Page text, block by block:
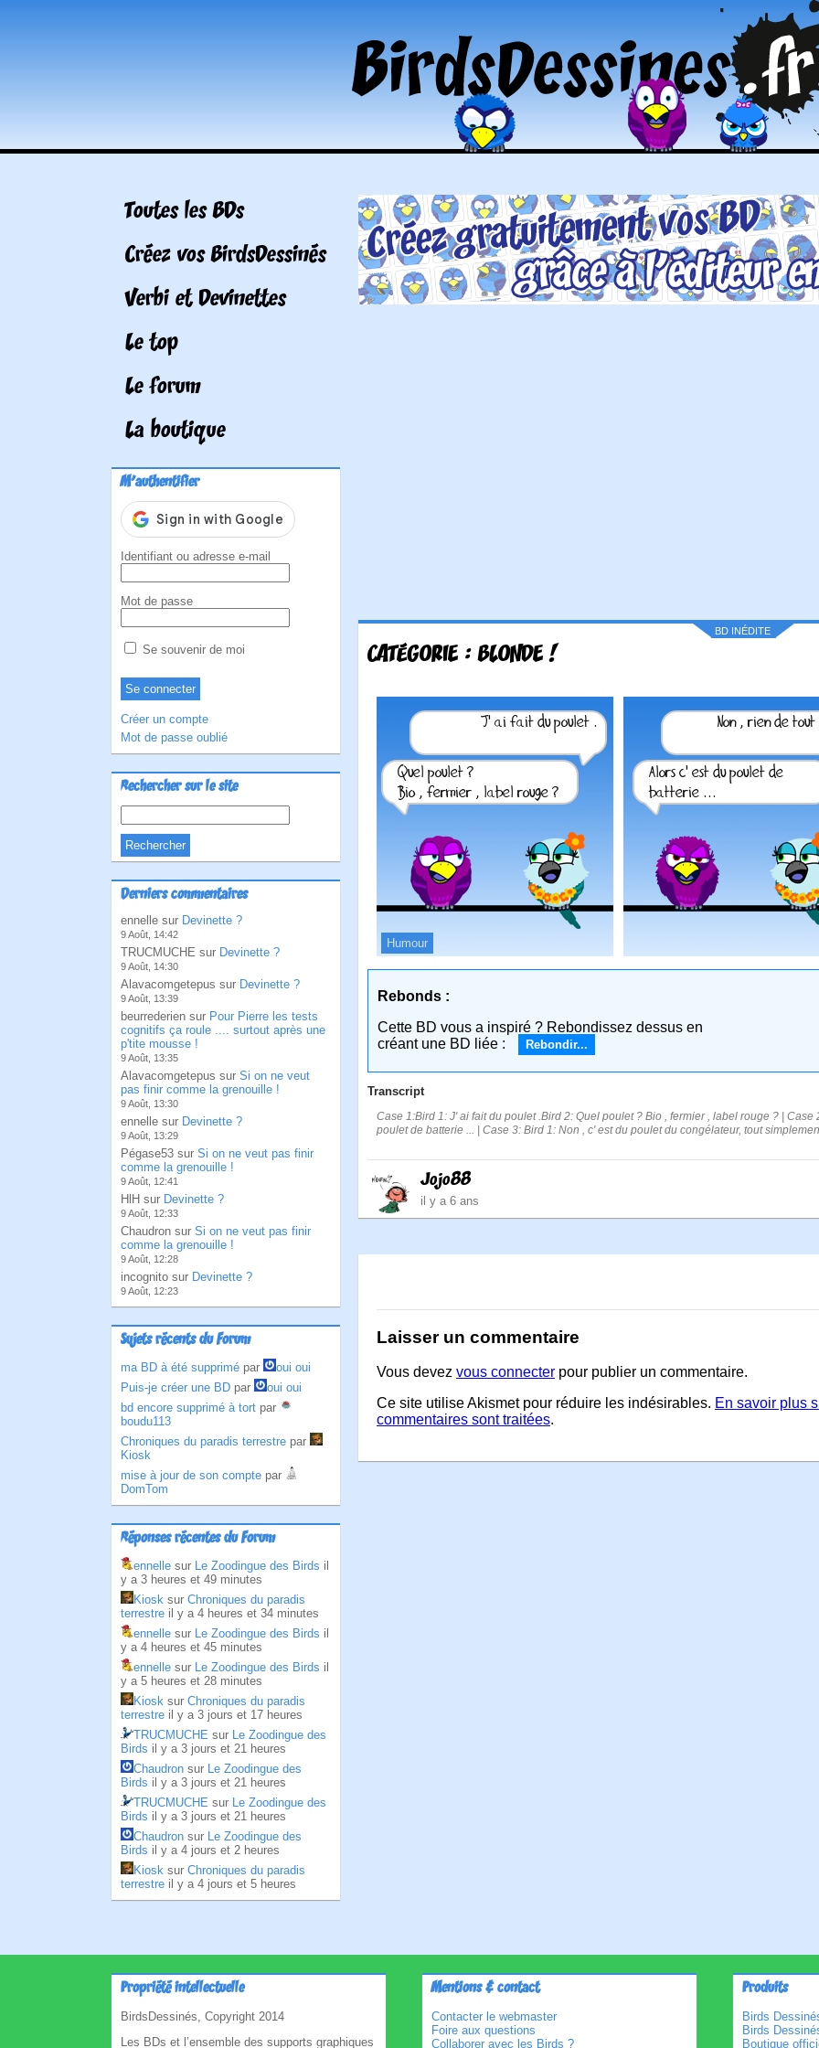
Toutes les BDs
Créez vos BirdsDessinés
Verbi et Devinettes
Le top
Le forum
La boutique
M'authentifier
Identifiant ou adresse e-mail
Mot de passe
Se souvenir de moi
Créer un compte
Mot de passe oublié
Rechercher sur le site
Derniers commentaires
ennelle sur Devinette ?
9 Août, 14:42
TRUCMUCHE sur Devinette ?
9 Août, 14:30
Alavacomgetepus sur Devinette ?
9 Août, 13:39
beurrederien sur Pour Pierre les tests
cognitifs ça roule .... surtout après une
p'tite mousse !
9 Août, 13:35
Alavacomgetepus sur Si on ne veut
pas finir comme la grenouille !
9 Août, 13:30
ennelle sur Devinette ?
9 Août, 13:29
Pégase53 sur Si on ne veut pas finir
comme la grenouille !
9 Août, 12:41
HlH sur Devinette ?
9 Août, 12:33
Chaudron sur Si on ne veut pas finir
comme la grenouille !
9 Août, 12:28
incognito sur Devinette ?
9 Août, 12:23
Sujets récents du Forum
ma BD à été supprimé par
oui oui
Puis-je créer une BD par
oui oui
bd encore supprimé à tort par
boudu113
Chroniques du paradis terrestre par
Kiosk
mise à jour de son compte par
DomTom
Réponses récentes du Forum
ennelle sur Le Zoodingue des Birds il
y a 3 heures et 49 minutes
Kiosk sur Chroniques du paradis
terrestre il y a 4 heures et 34 minutes
ennelle sur Le Zoodingue des Birds il
y a 4 heures et 45 minutes
ennelle sur Le Zoodingue des Birds il
y a 5 heures et 28 minutes
Kiosk sur Chroniques du paradis
terrestre il y a 3 jours et 17 heures
TRUCMUCHE sur Le Zoodingue des
Birds il y a 3 jours et 21 heures
Chaudron sur Le Zoodingue des
Birds il y a 3 jours et 21 heures
TRUCMUCHE sur Le Zoodingue des
Birds il y a 3 jours et 21 heures
Chaudron sur Le Zoodingue des
Birds il y a 4 jours et 2 heures
Kiosk sur Chroniques du paradis
terrestre il y a 4 jours et 5 heures
BD INÉDITE
CATÉGORIE : BLONDE !
Humour
Rebonds :
Cette BD vous a inspiré ? Rebondissez dessus en
créant une BD liée :
Rebondir...
Transcript
Case 1:Bird 1: J' ai fait du poulet .Bird 2: Quel poulet ? Bio , fermier , label rouge ? |
poulet de batterie ... | Case 3: Bird 1: Non , c' est du poulet du congélateur, tout
Jojo88
il y a 6 ans
Laisser un commentaire
Vous devez vous connecter pour publier un commentaire.
Ce site utilise Akismet pour réduire les indésirables. En savoir plus
commentaires sont traitées.
Propriété intellectuelle
BirdsDessinés, Copyright 2014
Les BDs et l’ensemble des supports graphiques
Mentions & contact
Contacter le webmaster
Foire aux questions
Collaborer avec les Birds ?
Produits
Birds
Birds
Boutique